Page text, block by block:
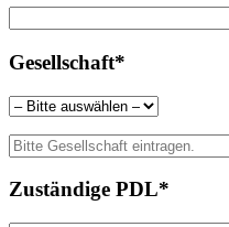
Gesellschaft*
Zuständige PDL*